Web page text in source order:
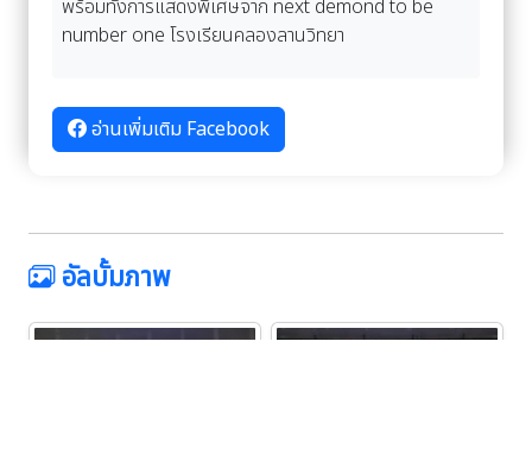
พร้อมทั้งการแสดงพิเศษจาก next demond to be
number one โรงเรียนคลองลานวิทยา
อ่านเพิ่มเติม Facebook
อัลบั้มภาพ